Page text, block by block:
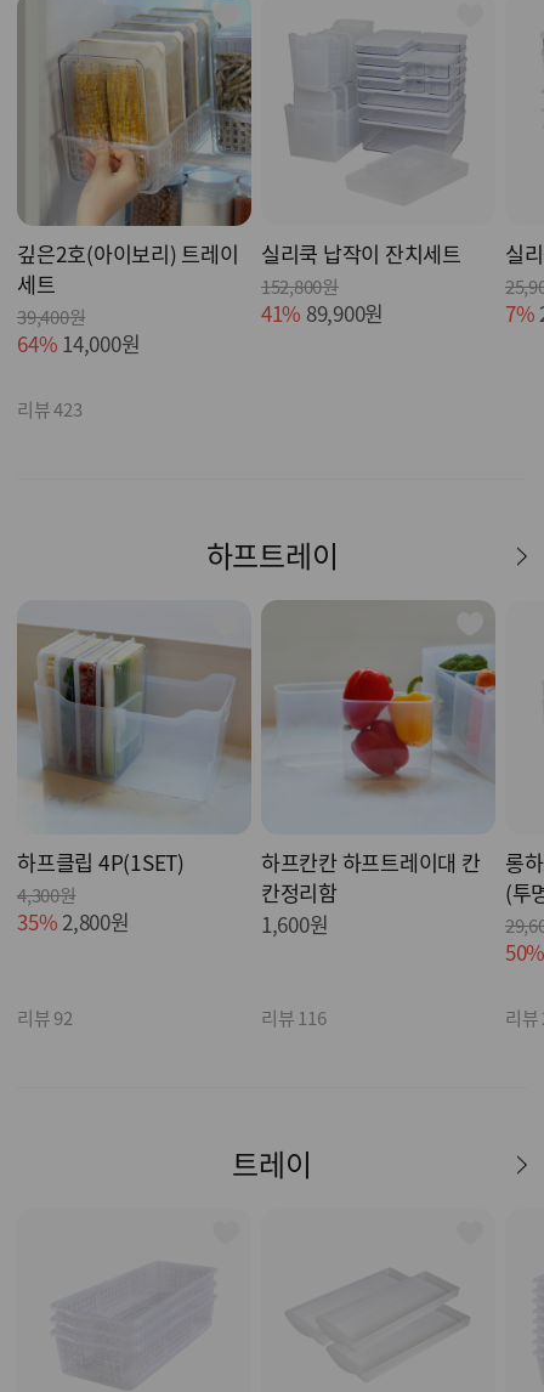
깊은2호(아이보리) 트레이
세트
39,400원
64% 14,000원
리뷰 423
실리쿡 납작이 잔치세트
152,800원
41% 89,900원
실
7%
하프트레이
하프클립 4P(1SET)
4,300원
35% 2,800원
리뷰 92
하프칸칸 하프트레이대 칸
칸정리함
1,600원
리뷰 116
롱
(투
리뷰
트레이